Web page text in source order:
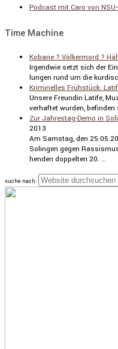
Podcast mit Caro von
Time Machine
Kobane ? Völkermord ?
Irgendwie setzt sich der
lungen rund um die
Kriminelles Frühstück.
Unsere Freundin Latife,
verhaftet wurden,
Zur Jahrestag-Demo in
2013
Am Samstag, den
Solingen gegen
henden doppelten 20. …
suche nach: